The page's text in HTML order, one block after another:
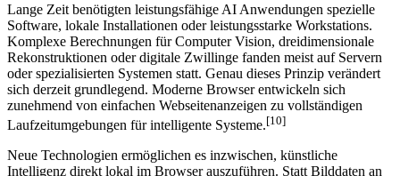
Lange Zeit benötigten leistungsfähige AI Anwendungen spezielle
Software, lokale Installationen oder leistungsstarke Workstations.
Komplexe Berechnungen für Computer Vision, dreidimensionale
Rekonstruktionen oder digitale Zwillinge fanden meist auf Servern
oder spezialisierten Systemen statt. Genau dieses Prinzip verändert
sich derzeit grundlegend. Moderne Browser entwickeln sich
zunehmend von einfachen Webseitenanzeigen zu vollständigen
Laufzeitumgebungen für intelligente Systeme.[10]
Neue Technologien ermöglichen es inzwischen, künstliche
Intelligenz direkt lokal im Browser auszuführen. Statt Bilddaten an